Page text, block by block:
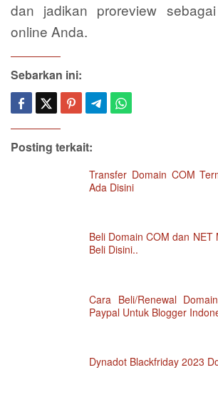
dan jadikan proreview
online Anda.
Sebarkan ini:
Posting terkait:
Transfer Domain COM
Ada Disini
Beli Domain COM dan NET
Beli Disini..
Cara Beli/Renewal
Paypal Untuk Blogger
Dynadot Blackfriday 2023